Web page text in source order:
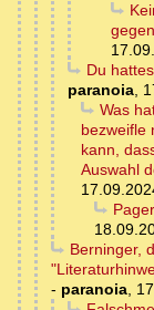
Du
paranoia,
Was
bezweifle
kann,
Auswahl
Berninger,
- paranoia,